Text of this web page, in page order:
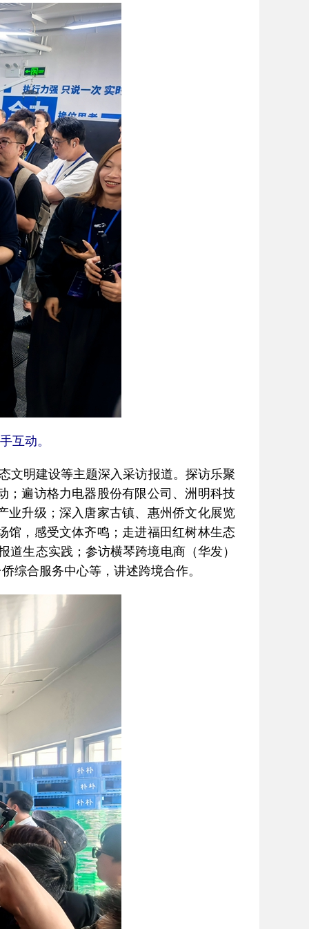
互动。
明建设等主题深入采访报道。探访乐聚
；遍访格力电器股份有限公司、洲明科技
业升级；深入唐家古镇、惠州侨文化展览
馆，感受文体齐鸣；走进福田红树林生态
生态实践；参访横琴跨境电商（华发）
综合服务中心等，讲述跨境合作。